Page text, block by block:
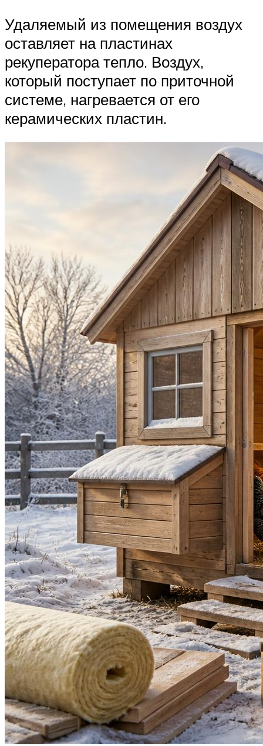
Удаляемый из помещения воздух
оставляет на пластинах
рекуператора тепло. Воздух,
который поступает по приточной
системе, нагревается от его
керамических пластин.